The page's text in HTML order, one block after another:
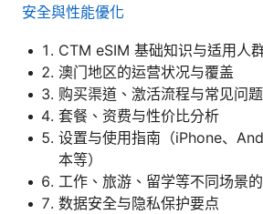
安全與性能優化
CTM eSIM 基础知识与适用人
澳门地区的运营状况与覆盖
购买渠道、激活流程与常见问题
套餐、资费与性价比分析
设置与使用指南（iPhone、
本等）
工作、旅游、留学等不同场景
数据安全与隐私保护要点